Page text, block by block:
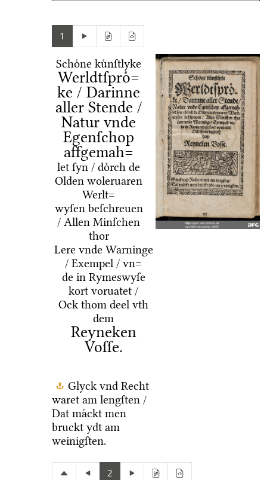
1
Schoͤne kuͤnſtlyke
Werldtſproͤ=
ke / Darinne
aller Stende /
Natur vnde
Egenſchop
affgemah=
let ſyn / doͤrch de
Olden woleruaren
Werlt=
wyſen beſchreuen
/ Allen Minſchen
thor
Lere vnde Warninge
/ Exempel / vn=
de in Rymeswyſe
kort voruatet /
Ock thom deel vth
dem
Reyneken
Voſſe.
Glyck vnd Recht
waret am lengſten /
Dat maͤckt men
bruckt ydt am
weinigſten.
2